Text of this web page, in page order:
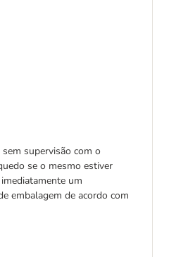
supervisão com o
se o mesmo estiver
um
embalagem de acordo com